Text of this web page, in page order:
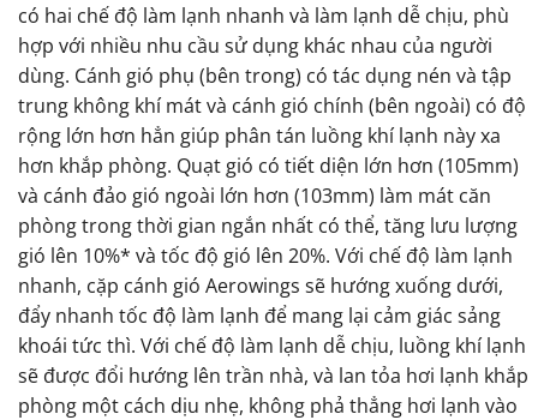
có hai chế độ làm lạnh nhanh và làm lạnh dễ chịu, phù
hợp với nhiều nhu cầu sử dụng khác nhau của người
dùng. Cánh gió phụ (bên trong) có tác dụng nén và tập
trung không khí mát và cánh gió chính (bên ngoài) có độ
rộng lớn hơn hẳn giúp phân tán luồng khí lạnh này xa
hơn khắp phòng. Quạt gió có tiết diện lớn hơn (105mm)
và cánh đảo gió ngoài lớn hơn (103mm) làm mát căn
phòng trong thời gian ngắn nhất có thể, tăng lưu lượng
gió lên 10%* và tốc độ gió lên 20%. Với chế độ làm lạnh
nhanh, cặp cánh gió Aerowings sẽ hướng xuống dưới,
đẩy nhanh tốc độ làm lạnh để mang lại cảm giác sảng
khoái tức thì. Với chế độ làm lạnh dễ chịu, luồng khí lạnh
sẽ được đổi hướng lên trần nhà, và lan tỏa hơi lạnh khắp
phòng một cách dịu nhẹ, không phả thẳng hơi lạnh vào